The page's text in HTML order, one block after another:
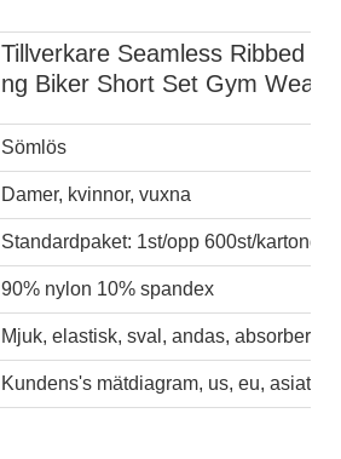
Tillverkare Seamless Ribbed
ng Biker Short Set Gym Wear
Sömlös
Damer, kvinnor, vuxna
Standardpaket: 1st/opp 600st/kartong
90% nylon 10% spandex
Mjuk, elastisk, sval, andas,
Kundens's mätdiagram, us, eu,